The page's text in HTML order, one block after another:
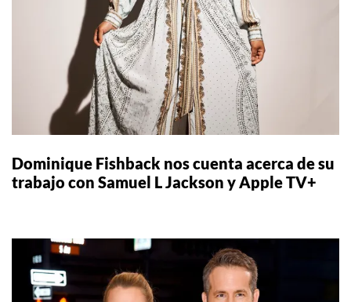
Dominique Fishback nos cuenta acerca de su
trabajo con Samuel L Jackson y Apple TV+